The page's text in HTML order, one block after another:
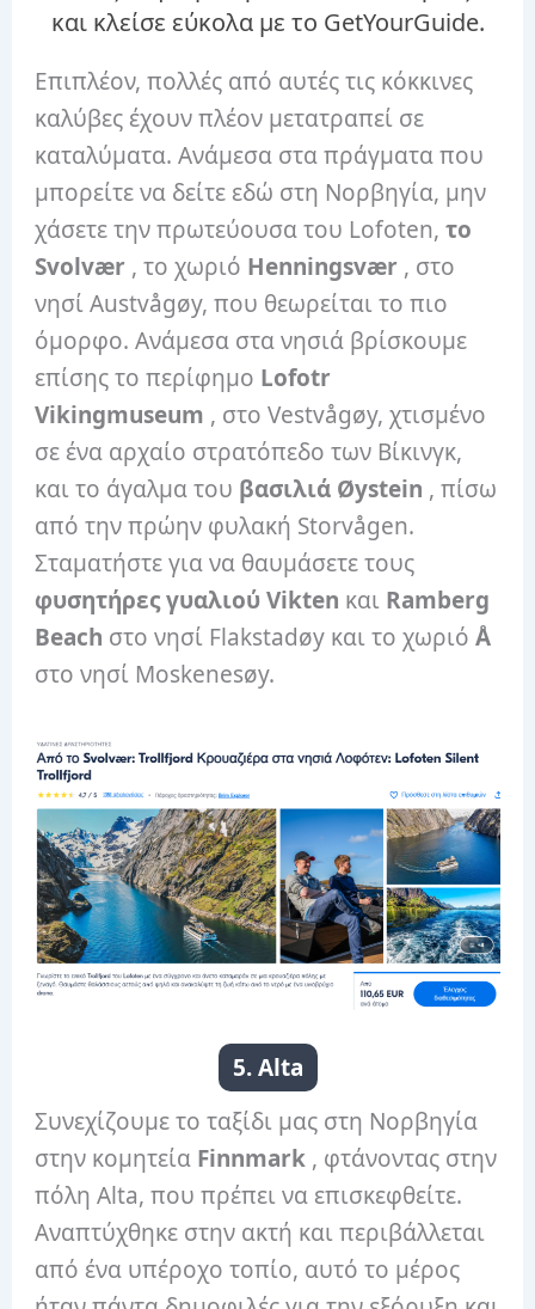
και κλείσε εύκολα με το GetYourGuide.
Επιπλέον, πολλές από αυτές τις κόκκινες
καλύβες έχουν πλέον μετατραπεί σε
καταλύματα. Ανάμεσα στα πράγματα που
μπορείτε να δείτε εδώ στη Νορβηγία, μην
χάσετε την πρωτεύουσα του Lofoten,το
Svolvær , το χωριό Henningsvær , στο
νησί Austvågøy, που θεωρείται το πιο
όμορφο. Ανάμεσα στα νησιά βρίσκουμε
επίσης το περίφημο Lofotr
Vikingmuseum , στο Vestvågøy, χτισμένο
σε ένα αρχαίο στρατόπεδο των Βίκινγκ,
και το άγαλμα του βασιλιά Øystein , πίσω
από την πρώην φυλακή Storvågen.
Σταματήστε για να θαυμάσετε τους
φυσητήρες γυαλιού Vikten και Ramberg
Beach στο νησί Flakstadøy και το χωριόÅ
στο νησί Moskenesøy.
5. Alta
Συνεχίζουμε το ταξίδι μας στη Νορβηγία
στην κομητεία Finnmark , φτάνοντας στην
πόλη Alta, που πρέπει να επισκεφθείτε.
Αναπτύχθηκε στην ακτή και περιβάλλεται
από ένα υπέροχο τοπίο, αυτό το μέρος